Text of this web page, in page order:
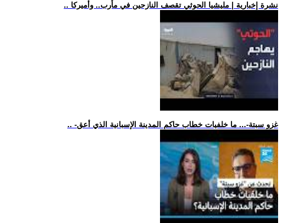
.. نشرة إخبارية | مليشيا الحوثي تقصف النازحين في مأرب.. وأميركا
.. -غزو سبتة-... ما خلفيات خطاب حاكم المدينة الإسبانية الذي أعق